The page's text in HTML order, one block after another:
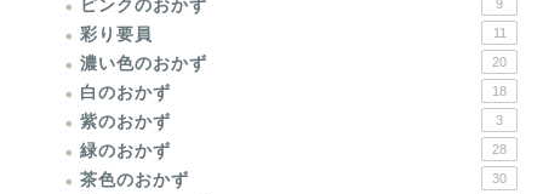
ピンクのおかず 9
彩り要員 11
濃い色のおかず 20
白のおかず 18
紫のおかず 3
緑のおかず 28
茶色のおかず 30